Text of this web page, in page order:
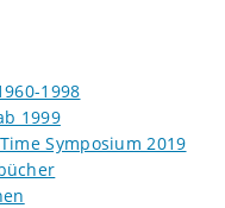
1998
1999
Symposium 2019